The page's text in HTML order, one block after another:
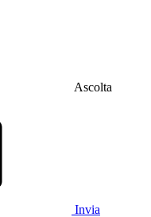
Ascolta
Invia